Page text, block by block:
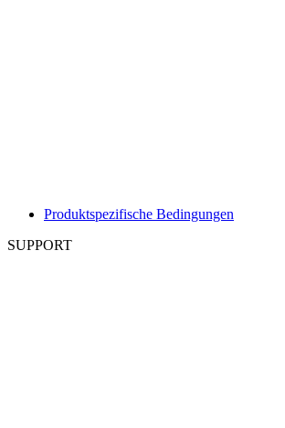
Produktspezifische Bedingungen
SUPPORT